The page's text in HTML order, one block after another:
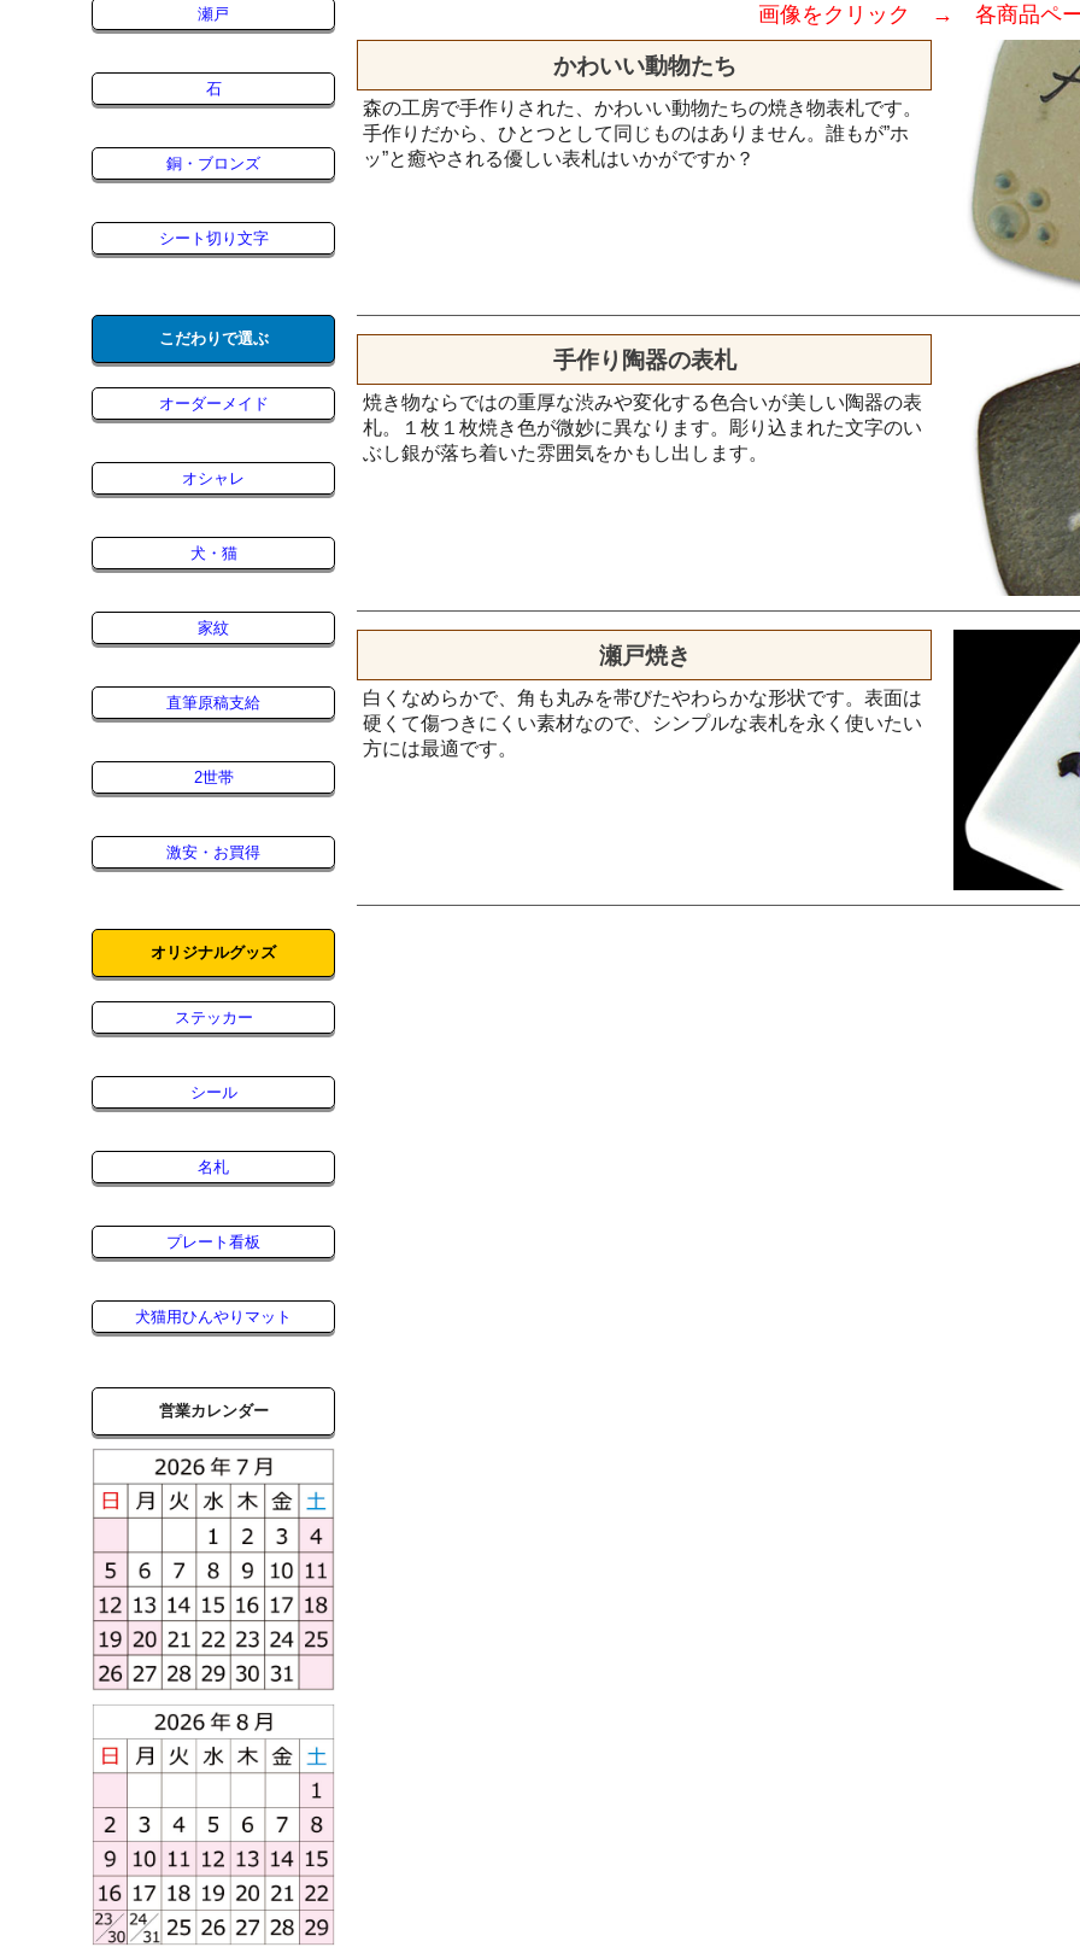
画像をクリック → 各商品ペ
かわいい動物たち
森の工房で手作りされた、かわいい動物たちの焼き物表札です。
手作りだから、ひとつとして同じものはありません。誰もが”ホ
ッ”と癒やされる優しい表札はいかがですか？
手作り陶器の表札
焼き物ならではの重厚な渋みや変化する色合いが美しい陶器の表
札。１枚１枚焼き色が微妙に異なります。彫り込まれた文字のい
ぶし銀が落ち着いた雰囲気をかもし出します。
瀬戸焼き
白くなめらかで、角も丸みを帯びたやわらかな形状です。表面は
硬くて傷つきにくい素材なので、シンプルな表札を永く使いたい
方には最適です。
瀬戸
石
銅・ブロンズ
シート切り文字
こだわりで選ぶ
オーダーメイド
オシャレ
犬・猫
家紋
直筆原稿支給
2世帯
激安・お買得
オリジナルグッズ
ステッカー
シール
名札
プレート看板
犬猫用ひんやりマット
営業カレンダー